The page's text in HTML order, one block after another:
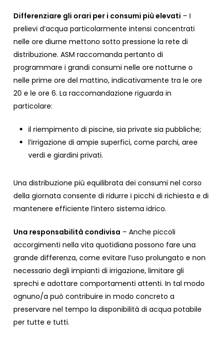
Differenziare gli orari per i consumi più elevati – I
prelievi d’acqua particolarmente intensi concentrati
nelle ore diurne mettono sotto pressione la rete di
distribuzione. ASM raccomanda pertanto di
programmare i grandi consumi nelle ore notturne o
nelle prime ore del mattino, indicativamente tra le ore
20 e le ore 6. La raccomandazione riguarda in
particolare:
il riempimento di piscine, sia private sia pubbliche;
l’irrigazione di ampie superfici, come parchi, aree
verdi e giardini privati.
Una distribuzione più equilibrata dei consumi nel corso
della giornata consente di ridurre i picchi di richiesta e di
mantenere efficiente l’intero sistema idrico.
Una responsabilità condivisa – Anche piccoli
accorgimenti nella vita quotidiana possono fare una
grande differenza, come evitare l’uso prolungato e non
necessario degli impianti di irrigazione, limitare gli
sprechi e adottare comportamenti attenti. In tal modo
ognuno/a può contribuire in modo concreto a
preservare nel tempo la disponibilità di acqua potabile
per tutte e tutti.